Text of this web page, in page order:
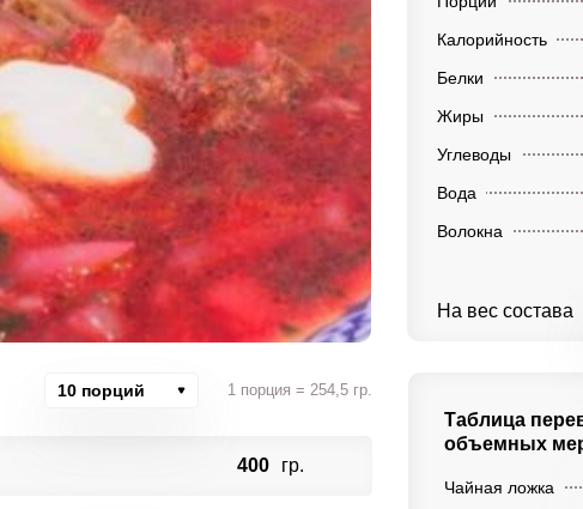
Калорийность
Белки
Жиры
Углеводы
Вода
Волокна
На вес состава
10 порций 1 порция = 254,5 гр.
400 гр.
Таблица
объемных
Чайная ложка